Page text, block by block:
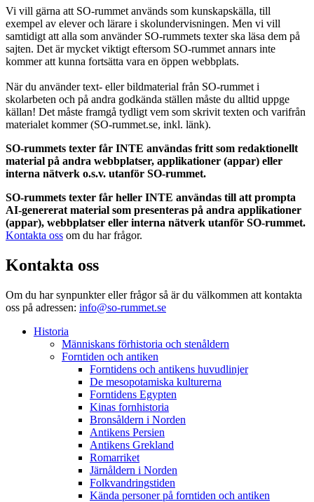
Vi vill gärna att SO-rummet används som kunskapskälla, till
exempel av elever och lärare i skolundervisningen. Men vi vill
samtidigt att alla som använder SO-rummets texter ska läsa dem på
sajten. Det är mycket viktigt eftersom SO-rummet annars inte
kommer att kunna fortsätta vara en öppen webbplats.
När du använder text- eller bildmaterial från SO-rummet i
skolarbeten och på andra godkända ställen måste du alltid uppge
källan! Det måste framgå tydligt vem som skrivit texten och varifrån
materialet kommer (SO-rummet.se, inkl. länk).
SO-rummets texter får INTE användas fritt som redaktionellt
material på andra webbplatser, applikationer (appar) eller
interna nätverk o.s.v. utanför SO-rummet.
SO-rummets texter får heller INTE användas till att prompta
AI-genererat material som presenteras på andra applikationer
(appar), webbplatser eller interna nätverk utanför SO-rummet.
Kontakta oss om du har frågor.
Kontakta oss
Om du har synpunkter eller frågor så är du välkommen att kontakta
oss på adressen: info@so-rummet.se
Historia
Människans förhistoria och stenåldern
Forntiden och antiken
Forntidens och antikens huvudlinjer
De mesopotamiska kulturerna
Forntidens Egypten
Kinas fornhistoria
Bronsåldern i Norden
Antikens Persien
Antikens Grekland
Romarriket
Järnåldern i Norden
Folkvandringstiden
Kända personer på forntiden och antiken